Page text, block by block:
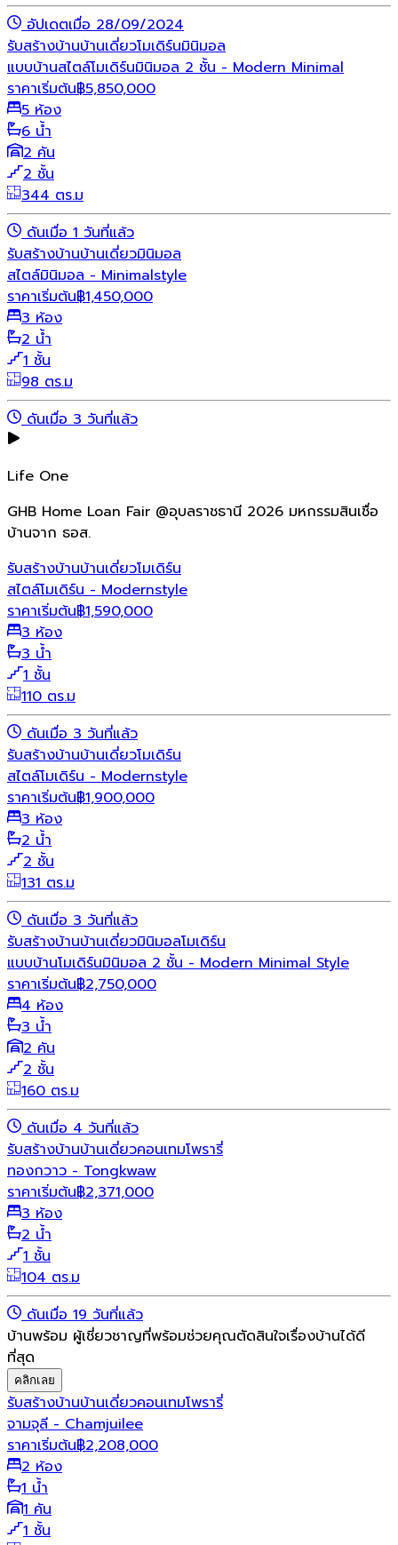
อัปเดตเมื่อ 28/09/2024
รับสร้างบ้านบ้านเดี่ยวโมเดิร์นมินิมอล
แบบบ้านสไตล์โมเดิร์นมินิมอล 2 ชั้น - Modern Minimal
ราคาเริ่มต้น฿5,850,000
5 ห้อง
6 น้ำ
2 คัน
2 ชั้น
344 ตร.ม
ดันเมื่อ 1 วันที่แล้ว
รับสร้างบ้านบ้านเดี่ยวมินิมอล
สไตล์มินิมอล - Minimalstyle
ราคาเริ่มต้น฿1,450,000
3 ห้อง
2 น้ำ
1 ชั้น
98 ตร.ม
ดันเมื่อ 3 วันที่แล้ว
Life One
GHB Home Loan Fair @อุบลราชธานี 2026 มหกรรมสินเชื่อ
บ้านจาก ธอส.
รับสร้างบ้านบ้านเดี่ยวโมเดิร์น
สไตล์โมเดิร์น - Modernstyle
ราคาเริ่มต้น฿1,590,000
3 ห้อง
3 น้ำ
1 ชั้น
110 ตร.ม
ดันเมื่อ 3 วันที่แล้ว
รับสร้างบ้านบ้านเดี่ยวโมเดิร์น
สไตล์โมเดิร์น - Modernstyle
ราคาเริ่มต้น฿1,900,000
3 ห้อง
2 น้ำ
2 ชั้น
131 ตร.ม
ดันเมื่อ 3 วันที่แล้ว
รับสร้างบ้านบ้านเดี่ยวมินิมอลโมเดิร์น
แบบบ้านโมเดิร์นมินิมอล 2 ชั้น - Modern Minimal Style
ราคาเริ่มต้น฿2,750,000
4 ห้อง
3 น้ำ
2 คัน
2 ชั้น
160 ตร.ม
ดันเมื่อ 4 วันที่แล้ว
รับสร้างบ้านบ้านเดี่ยวคอนเทมโพรารี่
ทองกวาว - Tongkwaw
ราคาเริ่มต้น฿2,371,000
3 ห้อง
2 น้ำ
1 ชั้น
104 ตร.ม
ดันเมื่อ 19 วันที่แล้ว
บ้านพร้อม ผู้เชี่ยวชาญที่พร้อมช่วยคุณตัดสินใจเรื่องบ้านได้ดี
ที่สุด
คลิกเลย
รับสร้างบ้านบ้านเดี่ยวคอนเทมโพรารี่
จามจุลี - Chamjuilee
ราคาเริ่มต้น฿2,208,000
2 ห้อง
1 น้ำ
1 คัน
1 ชั้น